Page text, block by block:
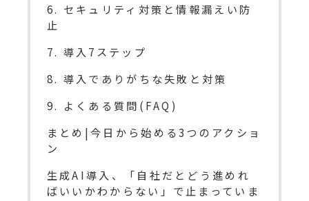
6. セキュリティ対策と情報漏えい防
止
7. 導入7ステップ
8. 導入でありがちな失敗と対策
9. よくある質問(FAQ)
まとめ|今日から始める3つのアクショ
ン
生成AI導入、「自社だとどう進めれ
ばいいかわからない」で止まっていま